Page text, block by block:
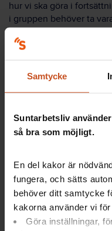
Samtycke
Suntarbetsliv
så bra som möjligt.
En del kakor är
fungera, och sätts
behöver ditt samtycke
kakorna använder vi för
Göra inställningar,
hur vi ska göra i
i gruppen behöver ta
Bemötande och
aktuellt och det här är
Mauritzson.
Så kan du
Skilj på
Var tydlig, rak
kommunikation.
Lyssna och låt